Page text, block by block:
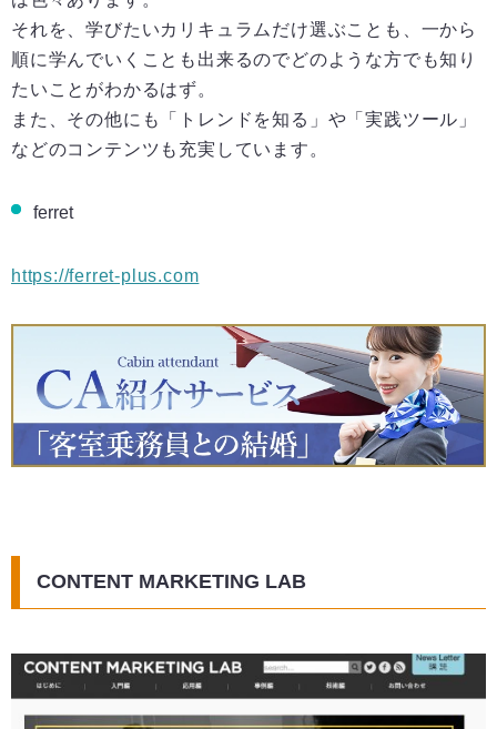
それを、学びたいカリキュラムだけ選ぶことも、一から
順に学んでいくことも出来るのでどのような方でも知り
たいことがわかるはず。
また、その他にも「トレンドを知る」や「実践ツール」
などのコンテンツも充実しています。
ferret
https://ferret-plus.com
CONTENT MARKETING LAB